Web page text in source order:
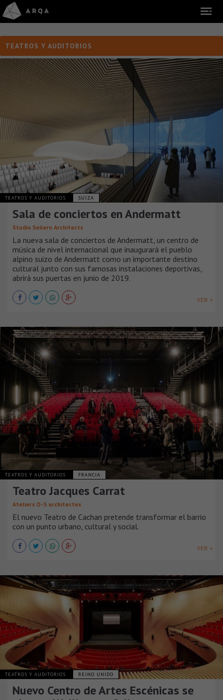
TEATROS Y AUDITORIOS
TEATROS Y AUDITORIOS SUIZA
Sala de conciertos en Andermatt
Studio Seilern Architects
La nueva sala de conciertos de Andermatt, un centro de
música de nivel internacional que inaugurará el pueblo
alpino suizo de Andermatt como un importante destino
cultural junto con sus famosas instalaciones deportivas,
abrirá sus puertas en junio de 2019.
VER +
TEATROS Y AUDITORIOS FRANCIA
Teatro Jacques Carrat
Ateliers O-S architectes
El nuevo Teatro de Cachan pretende transformar el barrio
con un punto urbano, cultural y social.
VER +
TEATROS Y AUDITORIOS REINO UNIDO
Nuevo Centro de Artes Escénicas se